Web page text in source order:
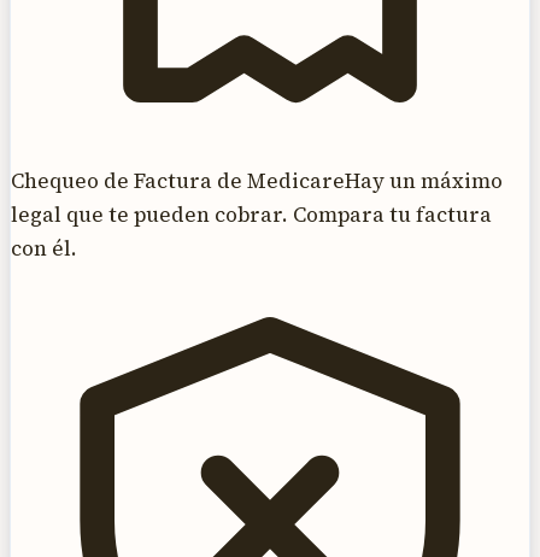
Chequeo de Factura de MedicareHay un máximo
legal que te pueden cobrar. Compara tu factura
con él.